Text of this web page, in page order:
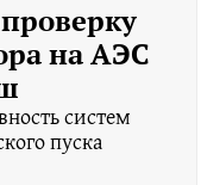
на АЭС
систем
пуска